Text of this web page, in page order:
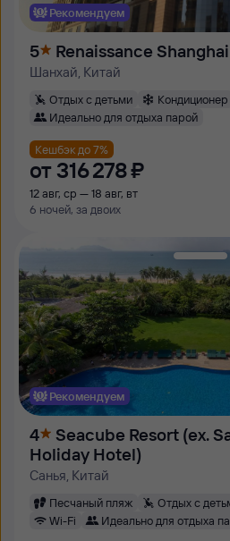
Рекомендуем
5 Renaissance
Шанхай, Китай
Отдых с детьми Кондиционер
Идеально для отдыха парой
Кешбэк до 7%
от 316 ⁠278 ⁠₽
12 авг, ср — 18 авг, вт
6 ночей, за двоих
Рекомендуем
4
Seacube Resort (ex.
Holiday Hotel)
Санья, Китай
Песчаный пляж Отдых с
Wi-Fi
Идеально для отдыха